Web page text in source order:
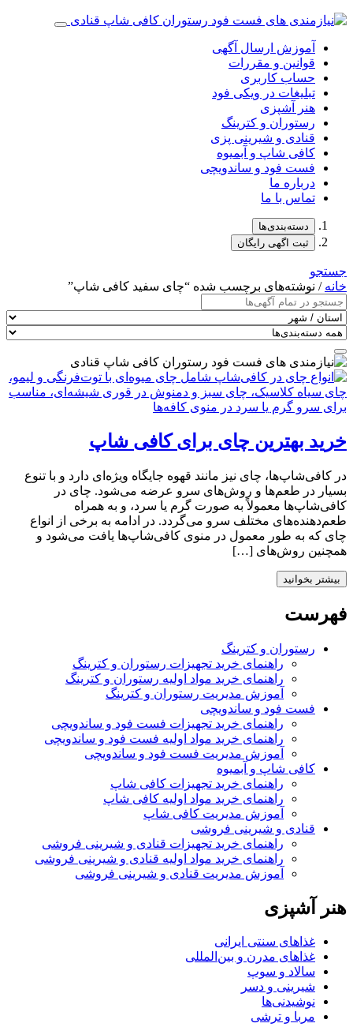
آموزش ارسال آگهی
قوانین و مقررات
حساب کاربری
تبلیغات در ویکی فود
هنر آشپزی
رستوران و کترینگ
قنادی و شیرینی پزی
کافی شاپ و آبمیوه
فست فود و ساندویچی
درباره ما
تماس با ما
دسته‌بندی‌ها
ثبت اگهی رایگان
جستجو
خانه / نوشته‌های برچسب شده “چای سفید کافی شاپ”
خرید بهترین چای برای کافی شاپ
در کافی‌شاپ‌ها، چای نیز مانند قهوه جایگاه ویژه‌ای دارد و با تنوع
بسیار در طعم‌ها و روش‌های سرو عرضه می‌شود. چای در
کافی‌شاپ‌ها معمولاً به صورت گرم یا سرد، و به همراه
طعم‌دهنده‌های مختلف سرو می‌گردد. در ادامه به برخی از انواع
چای که به طور معمول در منوی کافی‌شاپ‌ها یافت می‌شود و
همچنین روش‌های […]
بیشتر بخوانید
فهرست
رستوران و کترینگ
راهنمای خرید تجهیزات رستوران و کترینگ
راهنمای خرید مواد اولیه رستوران و کترینگ
آموزش مدیریت رستوران و کترینگ
فست فود و ساندویچی
راهنمای خرید تجهیزات فست فود و ساندویچی
راهنمای خرید مواد اولیه فست فود و ساندویچی
آموزش مدیریت فست فود و ساندویچی
کافی شاپ و آبمیوه
راهنمای خرید تجهیزات کافی شاپ
راهنمای خرید مواد اولیه کافی‌ شاپ‌
آموزش مدیریت کافی شاپ
قنادی و شیرینی فروشی
راهنمای خرید تجهیزات قنادی و شیرینی فروشی
راهنمای خرید مواد اولیه قنادی و شیرینی فروشی
آموزش مدیریت قنادی و شیرینی فروشی
هنر آشپزی
غذاهای سنتی ایرانی
غذاهای مدرن و بین‌المللی
سالاد و سوپ
شیرینی و دسر
نوشیدنی‌ها
مربا و ترشی